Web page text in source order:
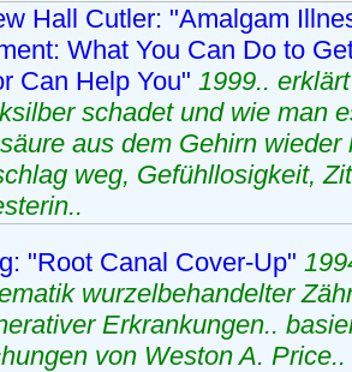
Hall Cutler: "Amalgam
What You Can Do to
Can Help You" 1999..
schadet und wie man
aus dem Gehirn wieder
weg, Gefühllosigkeit,
"Root Canal Cover-Up"
wurzelbehandelter
Erkrankungen..
von Weston A. Price..